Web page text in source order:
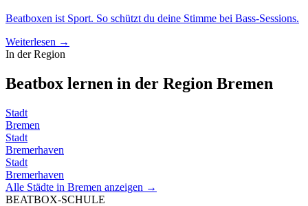
Beatboxen ist Sport. So schützt du deine Stimme bei Bass-Sessions.
Weiterlesen →
In der Region
Beatbox lernen in der Region Bremen
Stadt
Bremen
Stadt
Bremerhaven
Stadt
Bremerhaven
Alle Städte in Bremen anzeigen →
BEATBOX-SCHULE